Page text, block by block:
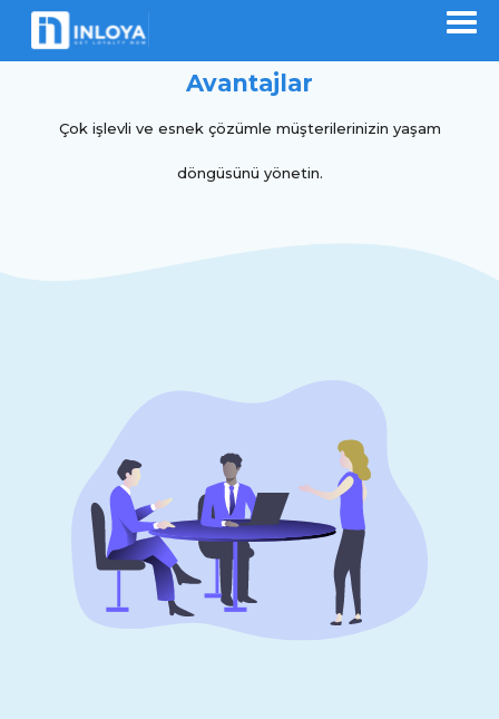
Avantajlar
Çok işlevli ve esnek çözümle müşterilerinizin yaşam
döngüsünü yönetin.